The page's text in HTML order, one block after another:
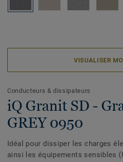
VISUALISER
Conducteurs & dissipateurs
iQ Granit SD -
GREY 0950
Idéal pour dissiper les charges
ainsi les équipements sensibles